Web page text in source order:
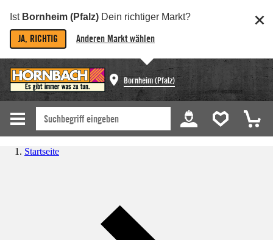
Ist Bornheim (Pfalz) Dein richtiger Markt?
JA, RICHTIG Anderen Markt wählen
Bornheim (Pfalz)
Startseite